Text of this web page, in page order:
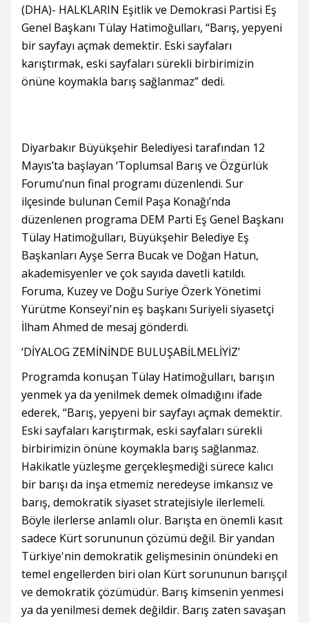
(DHA)- HALKLARIN Eşitlik ve Demokrasi Partisi Eş
Genel Başkanı Tülay Hatimoğulları, “Barış, yepyeni
bir sayfayı açmak demektir. Eski sayfaları
karıştırmak, eski sayfaları sürekli birbirimizin
önüne koymakla barış sağlanmaz” dedi.
Diyarbakır Büyükşehir Belediyesi tarafından 12
Mayıs’ta başlayan ‘Toplumsal Barış ve Özgürlük
Forumu’nun final programı düzenlendi. Sur
ilçesinde bulunan Cemil Paşa Konağı’nda
düzenlenen programa DEM Parti Eş Genel Başkanı
Tülay Hatimoğulları, Büyükşehir Belediye Eş
Başkanları Ayşe Serra Bucak ve Doğan Hatun,
akademisyenler ve çok sayıda davetli katıldı.
Foruma, Kuzey ve Doğu Suriye Özerk Yönetimi
Yürütme Konseyi'nin eş başkanı Suriyeli siyasetçi
İlham Ahmed de mesaj gönderdi.
‘DİYALOG ZEMİNİNDE BULUŞABİLMELİYİZ’
Programda konuşan Tülay Hatimoğulları, barışın
yenmek ya da yenilmek demek olmadığını ifade
ederek, “Barış, yepyeni bir sayfayı açmak demektir.
Eski sayfaları karıştırmak, eski sayfaları sürekli
birbirimizin önüne koymakla barış sağlanmaz.
Hakikatle yüzleşme gerçekleşmediği sürece kalıcı
bir barışı da inşa etmemiz neredeyse imkansız ve
barış, demokratik siyaset stratejisiyle ilerlemeli.
Böyle ilerlerse anlamlı olur. Barışta en önemli kasıt
sadece Kürt sorununun çözümü değil. Bir yandan
Türkiye'nin demokratik gelişmesinin önündeki en
temel engellerden biri olan Kürt sorununun barışçıl
ve demokratik çözümüdür. Barış kimsenin yenmesi
ya da yenilmesi demek değildir. Barış zaten savaşan